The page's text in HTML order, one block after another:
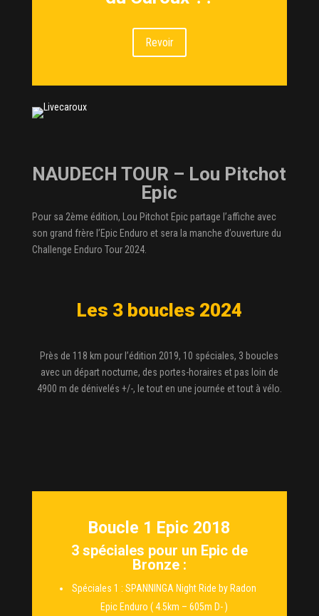
Revoir
NAUDECH TOUR – Lou Pitchot
Epic
Pour sa 2ème édition, Lou Pitchot Epic partage l’affiche avec
son grand frère l’Epic Enduro et sera la manche d’ouverture du
Challenge Enduro Tour 2024.
Les 3 boucles 2024
Près de 118 km pour l’édition 2019, 10 spéciales, 3 boucles
avec un départ nocturne, des portes-horaires et pas loin de
4900 m de dénivelés +/-, le tout en une journée et tout à vélo.
Boucle 1 Epic 2018
3 spéciales pour un Epic de
Bronze :
Spéciales 1 : SPANNINGA Night Ride by Radon
Epic Enduro​ ( 4.5km – 605m D- )